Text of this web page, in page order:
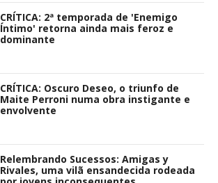
CRÍTICA: 2ª temporada de 'Enemigo
Íntimo' retorna ainda mais feroz e
dominante
CRÍTICA: Oscuro Deseo, o triunfo de
Maite Perroni numa obra instigante e
envolvente
Relembrando Sucessos: Amigas y
Rivales, uma vilã ensandecida rodeada